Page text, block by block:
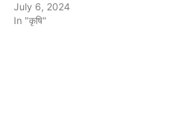
July 6, 2024
In "कृषि"